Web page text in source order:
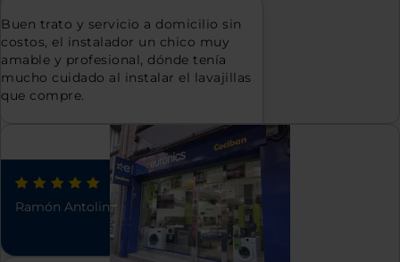
Ramón Antolin. hace 4 años
Buen trato y servicio a domicilio sin
costos, el instalador un chico muy
amable y profesional, dónde tenía
mucho cuidado al instalar el lavajillas
que compre.